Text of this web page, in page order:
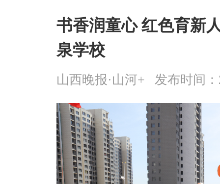
书香润童心 红色育新
泉学校
山西晚报·山河+ 发布时间：